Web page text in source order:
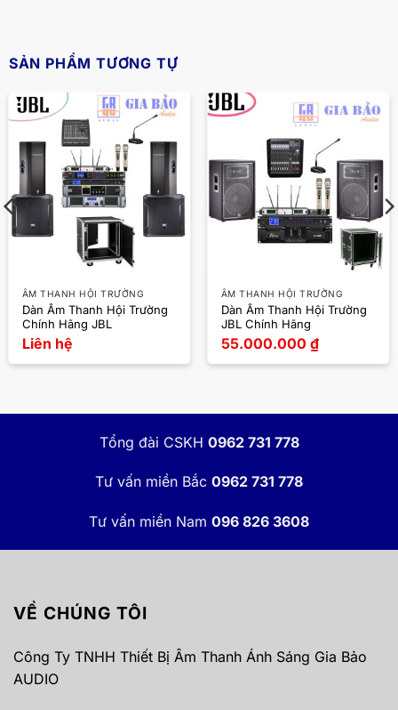
SẢN PHẨM TƯƠNG TỰ
ÂM THANH HỘI TRƯỜNG
Dàn Âm Thanh Hội Trường
Chính Hãng JBL
Liên hệ
ÂM THANH HỘI TRƯỜNG
Dàn Âm Thanh Hội Trường
JBL Chính Hãng
55.000.000 ₫
Tổng đài CSKH 0962 731 778
Tư vấn miền Bắc 0962 731 778
Tư vấn miền Nam 096 826 3608
VỀ CHÚNG TÔI
Công Ty TNHH Thiết Bị Âm Thanh Ánh Sáng Gia Bảo
AUDIO